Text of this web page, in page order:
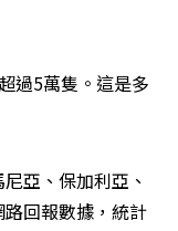
過5萬隻。這是多
亞、保加利亞、
回報數據，統計